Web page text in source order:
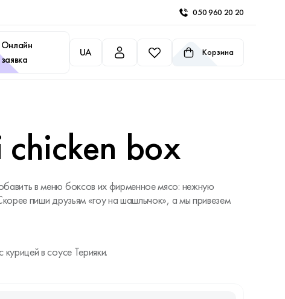
050 960 20 20
Онлайн
заявка
UA Корзина
chicken box
в меню боксов их фирменное мясо: нежную
пиши друзьям «гоу на шашлычок», а мы привезем
в соусе Терияки.